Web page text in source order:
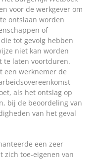
voor de werkgever om
ontslaan worden
of
tot gevolg hebben
niet kan worden
te laten voortduren.
een werknemer de
als het ontslag op
bij de beoordeling van
van het geval
een zeer
zich toe-eigenen van